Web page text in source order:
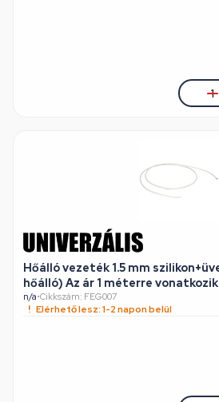
Hőálló vezeték 1.5 mm szilikon+üvegszál (300°C-ig
hőálló) Az ár 1 méterre vonatkozik
n/a•Cikkszám: FEG007
Elérhető lesz: 1-2 napon belül